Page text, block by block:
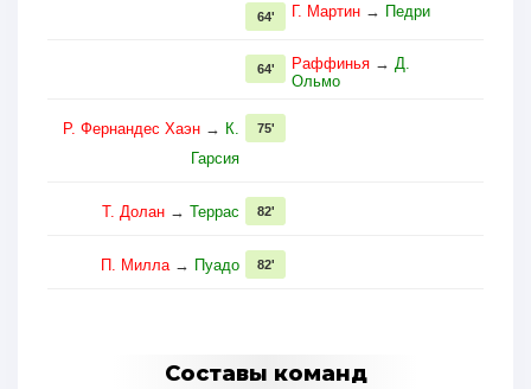
Г. Мартин → Педри
64'
Раффинья → Д.
Ольмо
64'
Р. Фернандес Хаэн → К.
Гарсия
75'
Т. Долан → Террас 82'
П. Милла→ Пуадо 82'
Составы команд